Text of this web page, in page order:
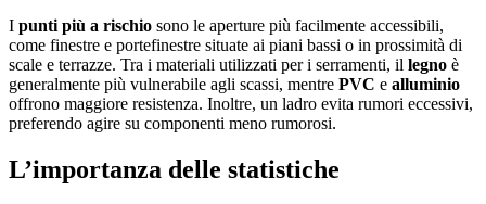
I punti più a rischio sono le aperture più facilmente accessibili,
come finestre e portefinestre situate ai piani bassi o in prossimità di
scale e terrazze. Tra i materiali utilizzati per i serramenti, il legno è
generalmente più vulnerabile agli scassi, mentre PVC e alluminio
offrono maggiore resistenza. Inoltre, un ladro evita rumori eccessivi,
preferendo agire su componenti meno rumorosi.
L’importanza delle statistiche